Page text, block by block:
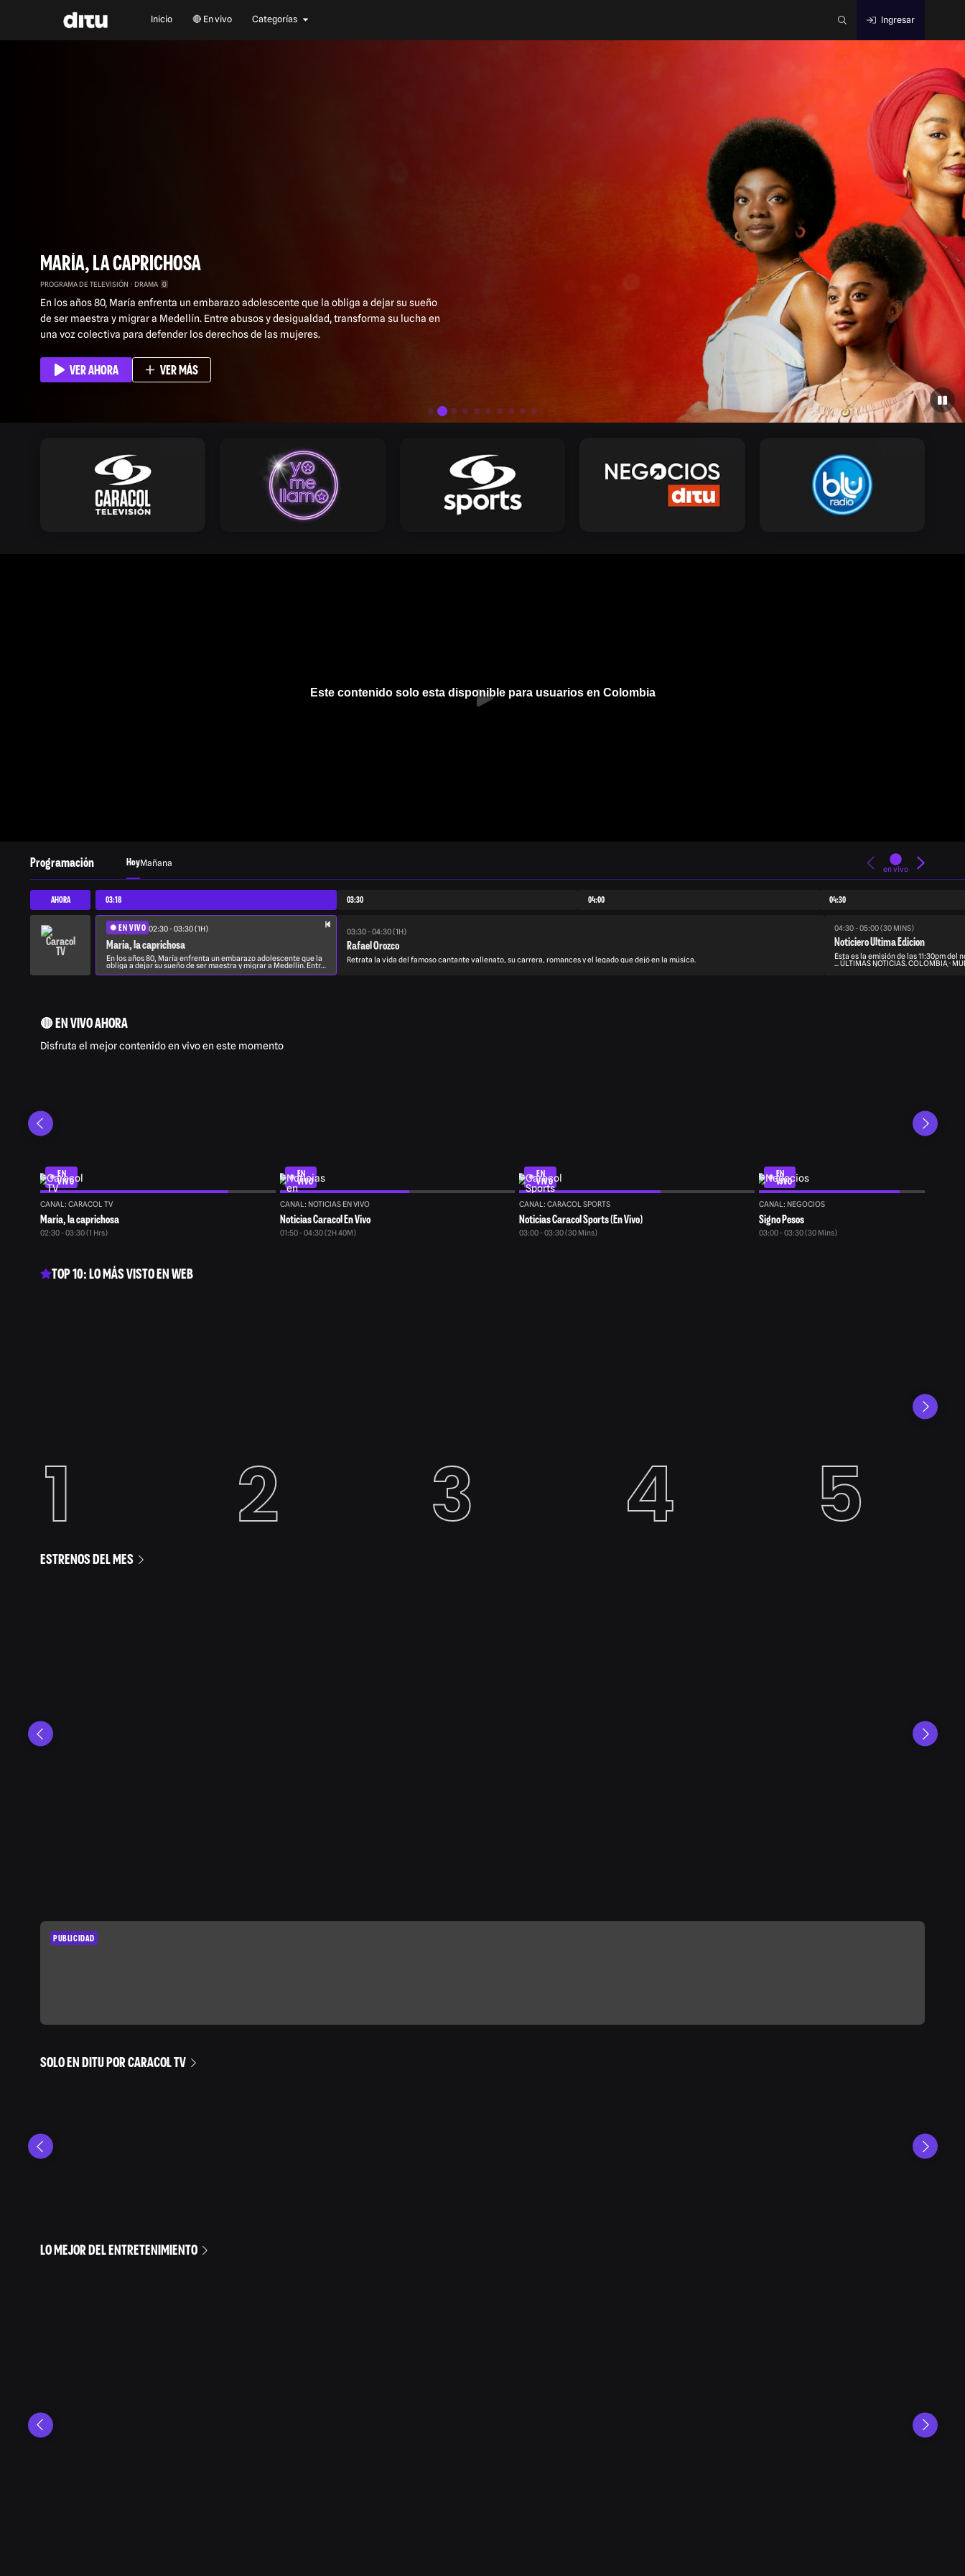
Inicio 🔴 En vivo Categorías Ingresar
Copa Mundial de Fútbol 2026
MARÍA, LA CAPRICHOSA
PROGRAMA DE TELEVISIÓN DRAMA 0
En los años 80, María enfrenta un embarazo adolescente que la obliga a dejar su sueño
de ser maestra y migrar a Medellín. Entre abusos y desigualdad, transforma su lucha en
una voz colectiva para defender los derechos de las mujeres.
VER AHORA VER MÁS
Este contenido solo esta disponible para usuarios en Colombia
Programación HoyMañana
en vivo
AHORA 03:18 03:30 04:00 04:30
EN VIVO 02:30 - 03:30 (1H)
María, la caprichosa
En los años 80, María enfrenta un embarazo adolescente que la
obliga a dejar su sueño de ser maestra y migrar a Medellín. Entre
03:30 - 04:30 (1H)
Rafael Orozco
Retrata la vida del famoso cantante vallenato, su carrera, romances y el legado que dejó en la música.
04:30 - 05:00 (30 MINS)
Noticiero Ultima Edicion
Ésta es la emisión de las 11:30pm del
... ÚLTIMAS NOTICIAS. COLOMBIA ·
🔴 EN VIVO AHORA
Disfruta el mejor contenido en vivo en este momento
EN
VIVO
CANAL: CARACOL TV
María, la caprichosa
02:30 - 03:30 (1 Hrs)
EN
VIVO
CANAL: NOTICIAS EN VIVO
Noticias Caracol En Vivo
01:50 - 04:30 (2H 40M)
EN
VIVO
CANAL: CARACOL SPORTS
Noticias Caracol Sports (En Vivo)
03:00 - 03:30 (30 Mins)
EN
VIVO
CANAL: NEGOCIOS
Signo Pesos
03:00 - 03:30 (30 Mins)
TOP 10: LO MÁS VISTO EN WEB
ESTRENOS DEL MES
PUBLICIDAD
SOLO EN DITU POR CARACOL TV
LO MEJOR DEL ENTRETENIMIENTO